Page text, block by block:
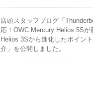
店頭スタッフブログ「
応！OWC Mercury Helios 5Sが
Helios 3Sから進化したポイン
介」を公開しました。